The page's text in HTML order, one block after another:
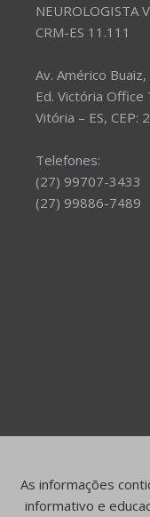
NEUROLOGISTA
CRM-ES 11.111
Av. Américo
Ed. Victória Office
Vitória – ES, CEP:
Telefones:
(27) 99707-3433
(27) 99886-7489
As informações
informativo e